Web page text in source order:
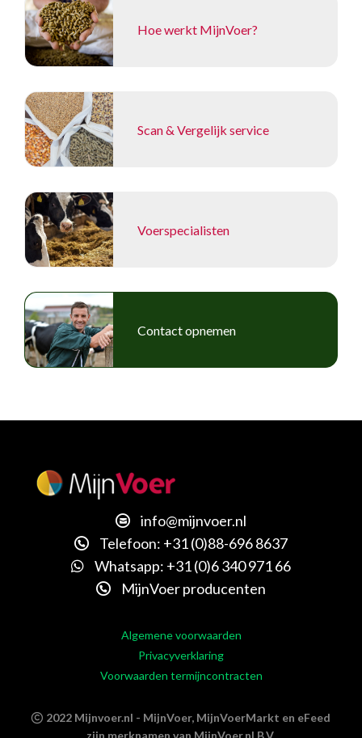
Hoe werkt MijnVoer?
Scan & Vergelijk service
Voerspecialisten
Contact opnemen
info@mijnvoer.nl
Telefoon: +31 (0)88-696 8637
Whatsapp: +31 (0)6 340 971 66
MijnVoer producenten
Algemene voorwaarden
Privacyverklaring
Voorwaarden termijncontracten
2022 Mijnvoer.nl - MijnVoer, MijnVoerMarkt en eFeed
zijn merknamen van MijnVoer.nl B.V.